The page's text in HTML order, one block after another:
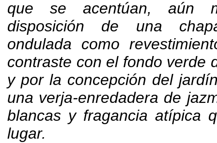
que se acentúan, aún
disposición de una
ondulada como
contraste con el fondo verde
y por la concepción del
una verja-enredadera de
blancas y fragancia atípica
lugar.